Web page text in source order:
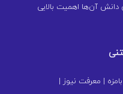
آن‌ها اهمیت بالایی
| معرفت نیوز |